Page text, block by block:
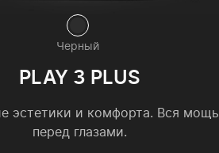
Черный
PLAY 3 PLUS
эстетики и комфорта. Вся мощь
перед глазами.